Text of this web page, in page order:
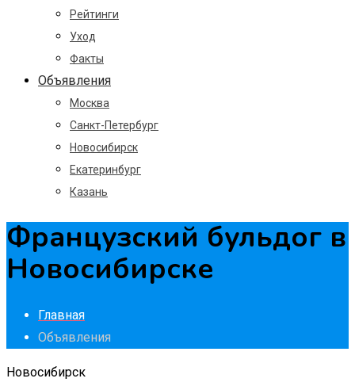
Рейтинги
Уход
Факты
Объявления
Москва
Санкт-Петербург
Новосибирск
Екатеринбург
Казань
Французский бульдог в
Новосибирске
Главная
Объявления
Новосибирск